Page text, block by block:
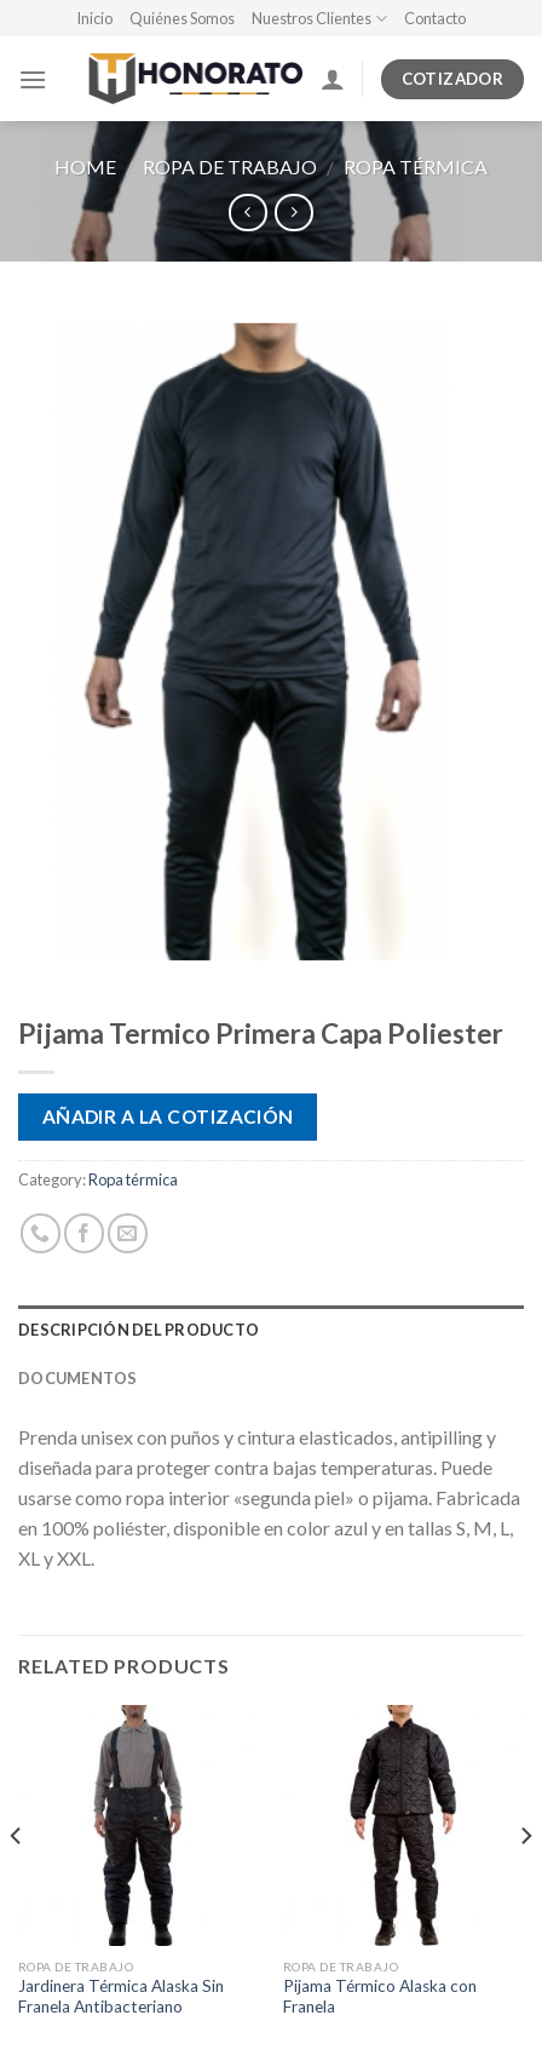
content
Inicio Quiénes Somos Nuestros Clientes Contacto
COTIZADOR
HOME / ROPA DE TRABAJO / ROPA TÉRMICA
Pijama Termico Primera Capa Poliester
AÑADIR A LA COTIZACIÓN
Category:Ropa térmica
DESCRIPCIÓN DEL PRODUCTO
DOCUMENTOS
Prenda unisex con puños y cintura elasticados, antipilling y
diseñada para proteger contra bajas temperaturas. Puede
usarse como ropa interior «segunda piel» o pijama. Fabricada
en 100% poliéster, disponible en color azul y en tallas S, M, L,
XL y XXL.
RELATED PRODUCTS
ROPA DE TRABAJO
Jardinera Térmica Alaska Sin
Franela Antibacteriano
ROPA DE TRABAJO
Pijama Térmico Alaska con
Franela